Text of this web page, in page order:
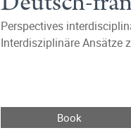
Perspectives
Interdisziplinäre Ansätze
Book